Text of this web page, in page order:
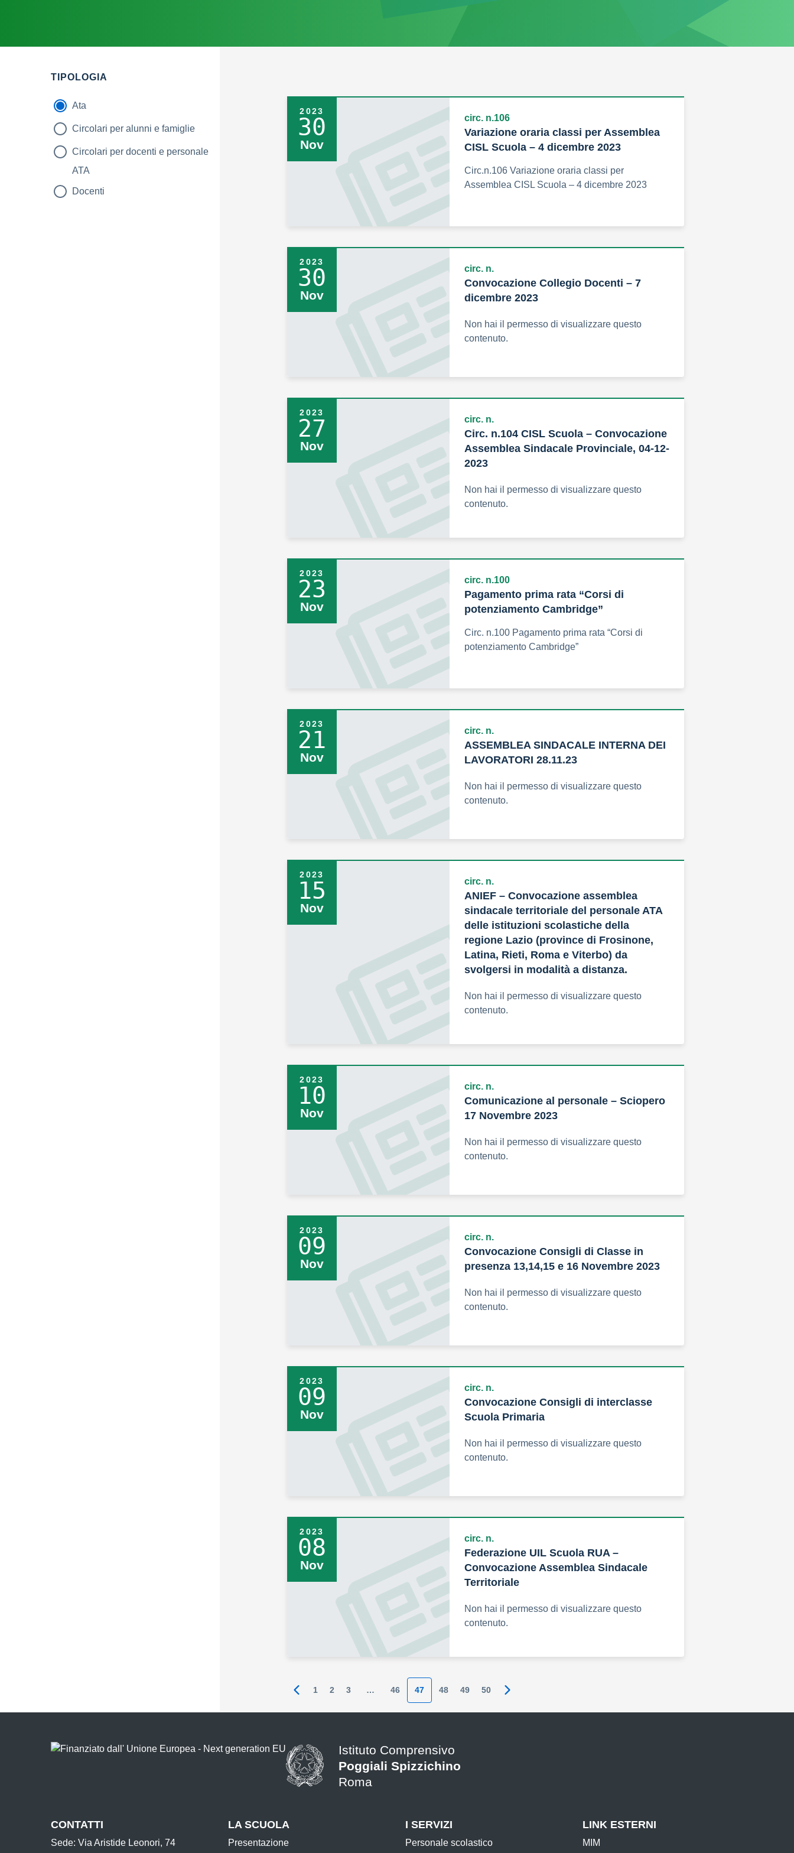
TIPOLOGIA
Ata
Circolari per alunni e famiglie
Circolari per docenti e personale
ATA
Docenti
2023
30
Nov
circ. n.106
Variazione oraria classi per Assemblea
CISL Scuola – 4 dicembre 2023
Circ.n.106 Variazione oraria classi per
Assemblea CISL Scuola – 4 dicembre 2023
2023
30
Nov
circ. n.
Convocazione Collegio Docenti – 7
dicembre 2023
Non hai il permesso di visualizzare questo
contenuto.
2023
27
Nov
circ. n.
Circ. n.104 CISL Scuola – Convocazione
Assemblea Sindacale Provinciale, 04-12-
2023
Non hai il permesso di visualizzare questo
contenuto.
2023
23
Nov
circ. n.100
Pagamento prima rata “Corsi di
potenziamento Cambridge”
Circ. n.100 Pagamento prima rata “Corsi di
potenziamento Cambridge”
2023
21
Nov
circ. n.
ASSEMBLEA SINDACALE INTERNA DEI
LAVORATORI 28.11.23
Non hai il permesso di visualizzare questo
contenuto.
2023
15
Nov
circ. n.
ANIEF – Convocazione assemblea
sindacale territoriale del personale ATA
delle istituzioni scolastiche della
regione Lazio (province di Frosinone,
Latina, Rieti, Roma e Viterbo) da
svolgersi in modalità a distanza.
Non hai il permesso di visualizzare questo
contenuto.
2023
10
Nov
circ. n.
Comunicazione al personale – Sciopero
17 Novembre 2023
Non hai il permesso di visualizzare questo
contenuto.
2023
09
Nov
circ. n.
Convocazione Consigli di Classe in
presenza 13,14,15 e 16 Novembre 2023
Non hai il permesso di visualizzare questo
contenuto.
2023
09
Nov
circ. n.
Convocazione Consigli di interclasse
Scuola Primaria
Non hai il permesso di visualizzare questo
contenuto.
2023
08
Nov
circ. n.
Federazione UIL Scuola RUA –
Convocazione Assemblea Sindacale
Territoriale
Non hai il permesso di visualizzare questo
contenuto.
Pagina precedente
1 2 3 … 46 47 48 49 50 Pagina successiva
Istituto Comprensivo
Poggiali Spizzichino
Roma
CONTATTI
Sede: Via Aristide Leonori, 74
LA SCUOLA
Presentazione
I SERVIZI
Personale scolastico
LINK ESTERNI
MIM